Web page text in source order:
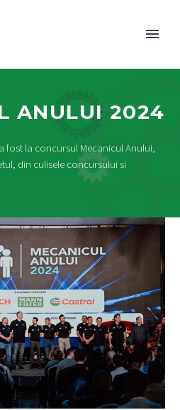
ANULUI 2024
fost la concursul Mecanicul Anului,
din culisele concursului si